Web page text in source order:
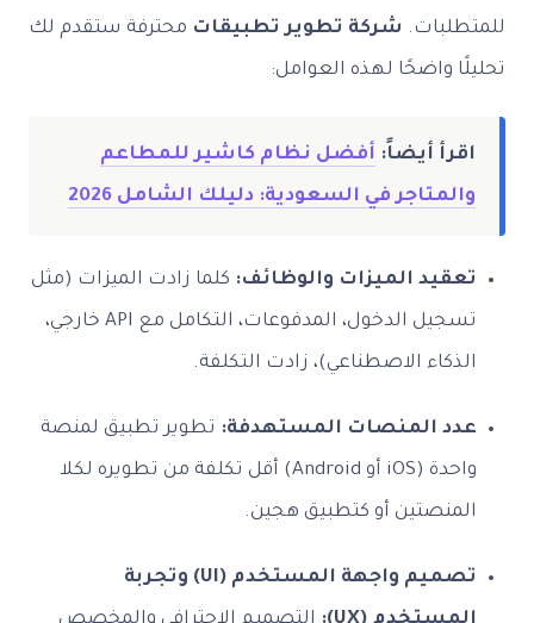
للمتطلبات. شركة تطوير تطبيقات محترفة ستقدم لك
تحليلًا واضحًا لهذه العوامل:
اقرأ أيضاً: أفضل نظام كاشير للمطاعم
والمتاجر في السعودية: دليلك الشامل 2026
تعقيد الميزات والوظائف: كلما زادت الميزات (مثل
تسجيل الدخول، المدفوعات، التكامل مع API خارجي،
الذكاء الاصطناعي)، زادت التكلفة.
عدد المنصات المستهدفة: تطوير تطبيق لمنصة
واحدة (iOS أو Android) أقل تكلفة من تطويره لكلا
المنصتين أو كتطبيق هجين.
تصميم واجهة المستخدم (UI) وتجربة